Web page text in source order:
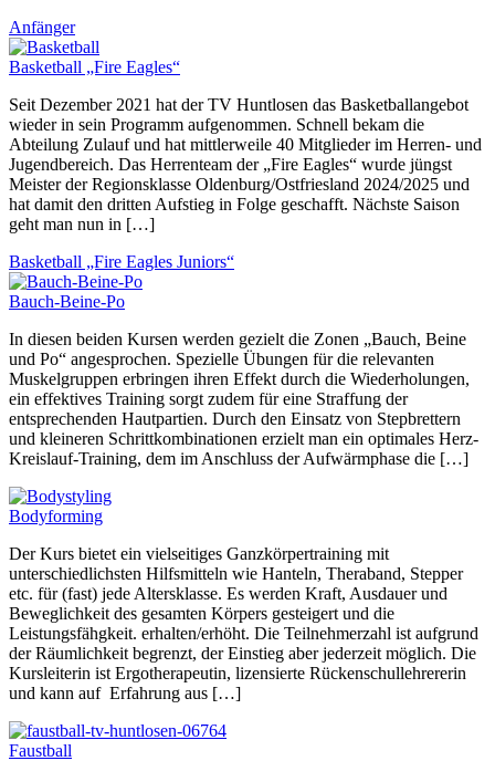
Anfänger
Basketball „Fire Eagles“
Seit Dezember 2021 hat der TV Huntlosen das Basketballangebot
wieder in sein Programm aufgenommen. Schnell bekam die
Abteilung Zulauf und hat mittlerweile 40 Mitglieder im Herren- und
Jugendbereich. Das Herrenteam der „Fire Eagles“ wurde jüngst
Meister der Regionsklasse Oldenburg/Ostfriesland 2024/2025 und
hat damit den dritten Aufstieg in Folge geschafft. Nächste Saison
geht man nun in […]
Basketball „Fire Eagles Juniors“
Bauch-Beine-Po
In diesen beiden Kursen werden gezielt die Zonen „Bauch, Beine
und Po“ angesprochen. Spezielle Übungen für die relevanten
Muskelgruppen erbringen ihren Effekt durch die Wiederholungen,
ein effektives Training sorgt zudem für eine Straffung der
entsprechenden Hautpartien. Durch den Einsatz von Stepbrettern
und kleineren Schrittkombinationen erzielt man ein optimales Herz-
Kreislauf-Training, dem im Anschluss der Aufwärmphase die […]
Bodyforming
Der Kurs bietet ein vielseitiges Ganzkörpertraining mit
unterschiedlichsten Hilfsmitteln wie Hanteln, Theraband, Stepper
etc. für (fast) jede Altersklasse. Es werden Kraft, Ausdauer und
Beweglichkeit des gesamten Körpers gesteigert und die
Leistungsfähgkeit. erhalten/erhöht. Die Teilnehmerzahl ist aufgrund
der Räumlichkeit begrenzt, der Einstieg aber jederzeit möglich. Die
Kursleiterin ist Ergotherapeutin, lizensierte Rückenschullehrererin
und kann auf Erfahrung aus […]
Faustball